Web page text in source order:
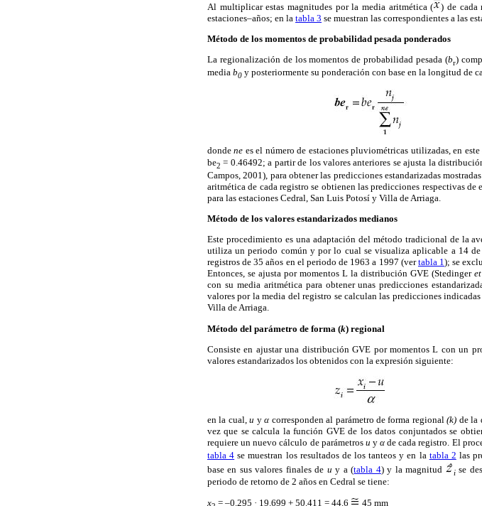
Al multiplicar estas magnitudes por la media aritmética (
) de cada
estaciones–años; en la tabla 3 se muestran las correspondientes a las
Método de los momentos de probabilidad pesada ponderados
La regionalización de los momentos de probabilidad pesada (br)
media b0 y posteriormente su ponderación con base en la longitud de
dondene es el número de estaciones pluviométricas utilizadas, en
be2 = 0.46492; a partir de los valores anteriores se ajusta la
Campos, 2001), para obtener las predicciones estandarizadas
aritmética de cada registro se obtienen las predicciones respectivas de
para las estaciones Cedral, San Luis Potosí y Villa de Arriaga.
Método de los valores estandarizados medianos
Este procedimiento es una adaptación del método tradicional de la
utiliza un periodo común y por lo cual se visualiza aplicable a 14
registros de 35 años en el periodo de 1963 a 1997 (vertabla 1); se
Entonces, se ajusta por momentos L la distribución GVE (Stedinger
con su media aritmética para obtener unas predicciones
valores por la media del registro se calculan las predicciones
Villa de Arriaga.
Método del parámetro de forma (k) regional
Consiste en ajustar una distribución GVE por momentos L con un
valores estandarizados los obtenidos con la expresión siguiente:
en la cual,u yα corresponden al parámetro de forma regional(k) de la
vez que se calcula la función GVE de los datos conjuntados se
requiere un nuevo cálculo de parámetros u yα de cada registro. El
tabla 4 se muestran los resultados de los tanteos y en la tabla 2 las
base en sus valores finales de uy a (tabla 4) y la magnitud i se
periodo de retorno de 2 años en Cedral se tiene:
x = –0.295 · 19.699 + 50.411 = 44.6 45 mm